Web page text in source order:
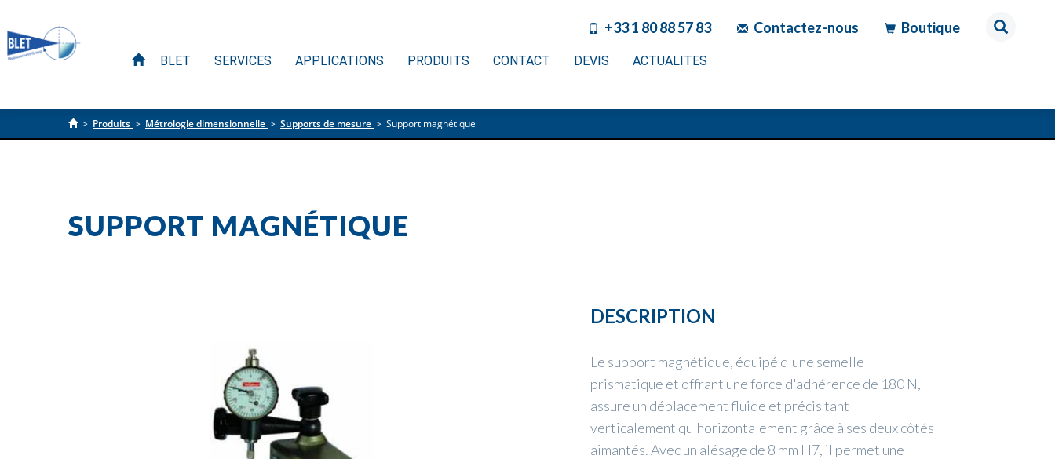
+33 1 80 88 57 83 Contactez-nous Boutique
BLET SERVICES APPLICATIONS PRODUITS CONTACT DEVIS ACTUALITES
> Produits > Métrologie dimensionnelle > Supports de mesure > Support magnétique
SUPPORT MAGNÉTIQUE
DESCRIPTION
Le support magnétique, équipé d'une semelle
prismatique et offrant une force d'adhérence de 180 N,
assure un déplacement fluide et précis tant
verticalement qu'horizontalement grâce à ses deux côtés
aimantés. Avec un alésage de 8 mm H7, il permet une